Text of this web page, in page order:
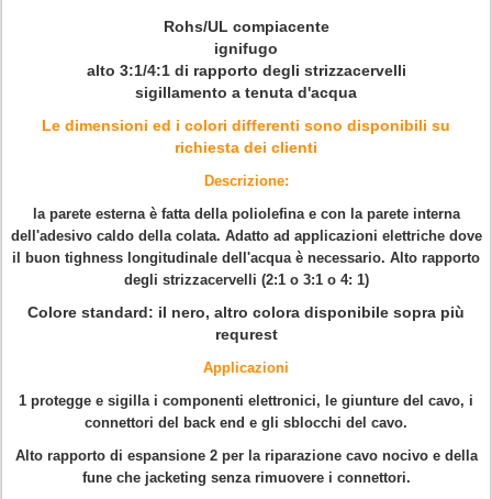
Rohs/UL compiacente
ignifugo
alto 3:1/4:1 di rapporto degli strizzacervelli
sigillamento a tenuta d'acqua
Le dimensioni ed i colori differenti sono disponibili su
richiesta dei clienti
Descrizione:
la parete esterna è fatta della poliolefina e con la parete interna
dell'adesivo caldo della colata. Adatto ad applicazioni elettriche dove
il buon tighness longitudinale dell'acqua è necessario. Alto rapporto
degli strizzacervelli (2:1 o 3:1 o 4: 1)
Colore standard: il nero, altro colora disponibile sopra più
requrest
Applicazioni
1 protegge e sigilla i componenti elettronici, le giunture del cavo, i
connettori del back end e gli sblocchi del cavo.
Alto rapporto di espansione 2 per la riparazione cavo nocivo e della
fune che jacketing senza rimuovere i connettori.